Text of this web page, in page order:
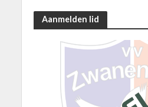
Aanmelden lid